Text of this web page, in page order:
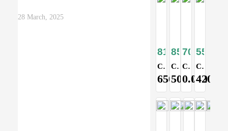
28 March, 2025
8108
Складной усиленный стол и 4 табуретки
6500.00
8567
Стол туристический трансформер раскладной
5000.00
7070
Стол раскладной туристический походный для пикника
0.00
5595
Складной туристический стол